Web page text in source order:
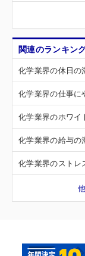
関連のランキン
化学業界の休日の
化学業界の仕事に
化学業界のホワイ
化学業界の給与の
化学業界のストレ